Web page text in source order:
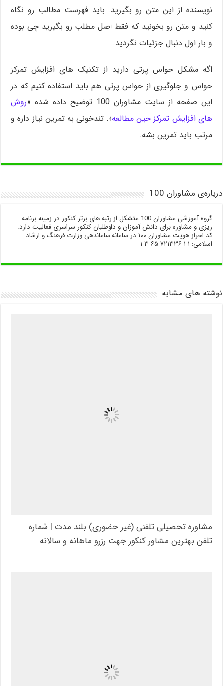
نویسنده از این متن رو بگیرید. باید فهرست مطالب رو نگاه
کنید و متن رو بخونید که فقط اصل مطلب رو بگیرید چی بوده
و بار اول دنبال جزئیات نگردید.
اگه مشکل حواس پرتی دارید از تکنیک های افزایش تمرکز
حواس و جلوگیری از حواس پرتی هم باید استفاده کنیم که در
این صفحه از سایت مشاوران 100 توضیح داده شده «
روش
های افزایش تمرکز حین مطالعه». تندخونی به تمرین نیاز داره و
مرتب باید تمرین بشه.
درباره‌ی مشاوران 100
گروه آموزشی مشاوران 100 متشکل از رتبه های برتر کنکور در زمینه برنامه
ریزی و مشاوره برای دانش آموزان و داوطلبان کنکور سراسری فعالیت دارد.
کد احراز هویت مشاوران ۱۰۰ در سامانه ساماندهی وزارت فرهنگ و ارشاد
اسلامی: ۱-۱-۷۲۱۳۳۶-۶۵-۳-۱
نوشته های مشابه
مشاوره تحصیلی تلفنی (غیر حضوری) بلند مدت | شماره
تلفن بهترین مشاور کنکور جهت رزرو ماهانه و سالانه